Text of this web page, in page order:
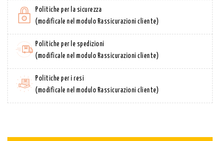
Politiche per la sicurezza
(modificale nel modulo Rassicurazioni cliente)
Politiche per le spedizioni
(modificale nel modulo Rassicurazioni cliente)
Politiche per i resi
(modificale nel modulo Rassicurazioni cliente)